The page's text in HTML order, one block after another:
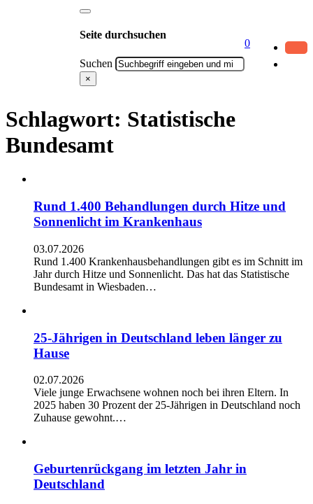
Seite durchsuchen
Suchen
×
0
Schlagwort: Statistische
Bundesamt
Rund 1.400 Behandlungen durch Hitze und
Sonnenlicht im Krankenhaus
03.07.2026
Rund 1.400 Krankenhausbehandlungen gibt es im Schnitt im
Jahr durch Hitze und Sonnenlicht. Das hat das Statistische
Bundesamt in Wiesbaden…
25-Jährigen in Deutschland leben länger zu
Hause
02.07.2026
Viele junge Erwachsene wohnen noch bei ihren Eltern. In
2025 haben 30 Prozent der 25-Jährigen in Deutschland noch
Zuhause gewohnt.…
Geburtenrückgang im letzten Jahr in
Deutschland